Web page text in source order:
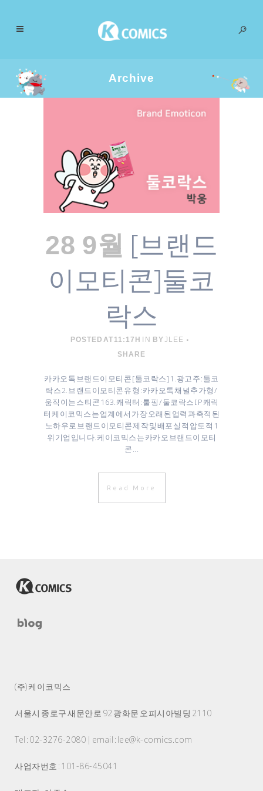
Archive
28 9월 [브랜드
이모티콘]둘코
락스
POSTED AT 11:17H IN BYJLEE
SHARE
카카오톡 브랜드이모티콘 [ 둘코락스 ] 1. 광고주 : 둘코
락스 2. 브랜드이모티콘 유형 : 카카오톡 채널추가형 /
움직이는 스티콘 16 3. 캐릭터 : 툴핑 / 둘코락스 IP 캐릭
터 케이코믹스는 업계에서 가장 오래된 업력과 축적된
노하우로 브랜드이모티콘 제작 및 배포 실적 압도적 1
위 기업입니다. 케이코믹스는 카카오 브랜드이모티
콘...
Read More
(주) 케이코믹스
서울시 종로구 새문안로 92 광화문 오피시아빌딩 2110
Tel : 02-3276-2080 | email : lee@k-comics.com
사업자번호 : 101-86-45041